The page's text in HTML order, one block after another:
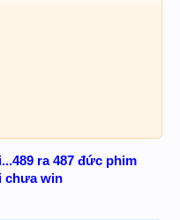
ra 487 đức phim
chưa win